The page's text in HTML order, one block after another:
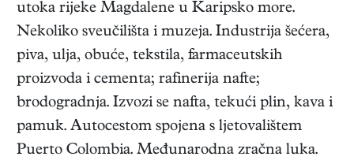
utoka rijeke Magdalene u Karipsko more.
Nekoliko sveučilišta i muzeja. Industrija šećera,
piva, ulja, obuće, tekstila, farmaceutskih
proizvoda i cementa; rafinerija nafte;
brodogradnja. Izvozi se nafta, tekući plin, kava i
pamuk. Autocestom spojena s ljetovalištem
Puerto Colombia. Međunarodna zračna luka.